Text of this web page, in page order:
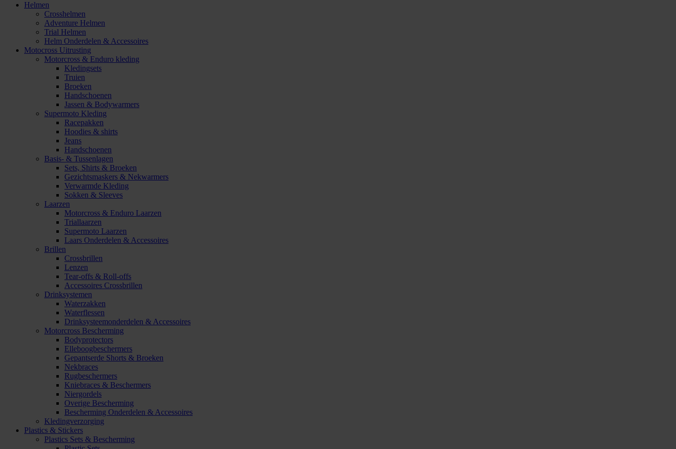
Helmen
Crosshelmen
Adventure Helmen
Trial Helmen
Helm Onderdelen & Accessoires
Motocross Uitrusting
Motorcross & Enduro kleding
Kledingsets
Truien
Broeken
Handschoenen
Jassen & Bodywarmers
Supermoto Kleding
Racepakken
Hoodies & shirts
Jeans
Handschoenen
Basis- & Tussenlagen
Sets, Shirts & Broeken
Gezichtsmaskers & Nekwarmers
Verwarmde Kleding
Sokken & Sleeves
Laarzen
Motorcross & Enduro Laarzen
Triallaarzen
Supermoto Laarzen
Laars Onderdelen & Accessoires
Brillen
Crossbrillen
Lenzen
Tear-offs & Roll-offs
Accessoires Crossbrillen
Drinksystemen
Waterzakken
Waterflessen
Drinksysteemonderdelen & Accessoires
Motorcross Bescherming
Bodyprotectors
Elleboogbeschermers
Gepantserde Shorts & Broeken
Nekbraces
Rugbeschermers
Kniebraces & Beschermers
Niergordels
Overige Bescherming
Bescherming Onderdelen & Accessoires
Kledingverzorging
Plastics & Stickers
Plastics Sets & Bescherming